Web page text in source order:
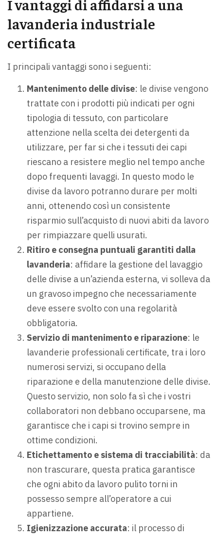
I vantaggi di affidarsi a una
lavanderia industriale
certificata
I principali vantaggi sono i seguenti:
Mantenimento delle divise: le divise vengono
trattate con i prodotti più indicati per ogni
tipologia di tessuto, con particolare
attenzione nella scelta dei detergenti da
utilizzare, per far si che i tessuti dei capi
riescano a resistere meglio nel tempo anche
dopo frequenti lavaggi. In questo modo le
divise da lavoro potranno durare per molti
anni, ottenendo così un consistente
risparmio sull’acquisto di nuovi abiti da lavoro
per rimpiazzare quelli usurati.
Ritiro e consegna puntuali garantiti dalla
lavanderia: affidare la gestione del lavaggio
delle divise a un’azienda esterna, vi solleva da
un gravoso impegno che necessariamente
deve essere svolto con una regolarità
obbligatoria.
Servizio di mantenimento e riparazione: le
lavanderie professionali certificate, tra i loro
numerosi servizi, si occupano della
riparazione e della manutenzione delle divise.
Questo servizio, non solo fa sì che i vostri
collaboratori non debbano occuparsene, ma
garantisce che i capi si trovino sempre in
ottime condizioni.
Etichettamento e sistema di tracciabilità: da
non trascurare, questa pratica garantisce
che ogni abito da lavoro pulito torni in
possesso sempre all’operatore a cui
appartiene.
Igienizzazione accurata: il processo di